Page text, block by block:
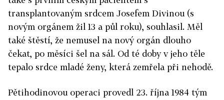
transplantovaným srdcem Josefem Divinou (s
novým orgánem žil 13 a půl roku), souhlasil. Měl
také štěstí, že nemusel na nový orgán dlouho
čekat, po měsíci šel na sál. Od té doby v jeho těle
tepalo srdce mladé ženy, která zemřela při nehodě.
Pětihodinovou operaci provedl 23. října 1984 tým